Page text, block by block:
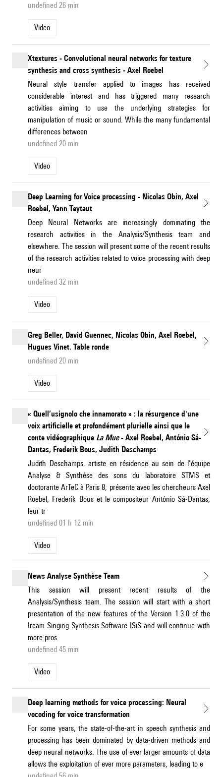
undefined 26 min
Video
Xtextures - Convolutional neural networks for texture
synthesis and cross synthesis - Axel Roebel
Neural style transfer applied to images has received
considerable interest and has triggered many research
activities aiming to use the underlying strategies for
manipulation of music or sound. While the many fundamental
differences between
undefined 20 min
Video
Deep Learning for Voice processing - Nicolas Obin, Axel
Roebel, Yann Teytaut
Deep Neural Networks are increasingly dominating the
research activities in the Analysis/Synthesis team and
elsewhere. The session will present some of the recent results
of the research activities related to voice processing with deep
neur
undefined 32 min
Video
Greg Beller, David Guennec, Nicolas Obin, Axel Roebel,
Hugues Vinet. Table ronde
undefined 20 min
Video
« Quell’usignolo che innamorato » : la résurgence d'une
voix artificielle et profondément plurielle ainsi que le
conte vidéographique La Mue- Axel Roebel, António Sá-
Dantas, Frederik Bous, Judith Deschamps
Judith Deschamps, artiste en résidence au sein de l’équipe
Analyse & Synthèse des sons du laboratoire STMS et
doctorante ArTeC à Paris 8, présente avec les chercheurs Axel
Roebel, Frederik Bous et le compositeur António Sá-Dantas,
leur tr
undefined 01 h 12 min
Video
News Analyse Synthèse Team
This session will present recent results of the
Analysis/Synthesis team. The session will start with a short
presentation of the new features of the Version 1.3.0 of the
Ircam Singing Synthesis Software ISiS and will continue with
more pros
undefined 45 min
Video
Deep learning methods for voice processing: Neural
vocoding for voice transformation
For some years, the state-of-the-art in speech synthesis and
processing has been dominated by data-driven methods and
deep neural networks. The use of ever larger amounts of data
allows the exploitation of ever more parameters, leading to e